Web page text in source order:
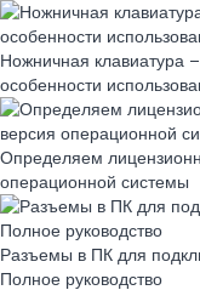
Ножничная клавиатура
особенности
Определяем
операционной системы
Разъемы в ПК для
Полное руководство